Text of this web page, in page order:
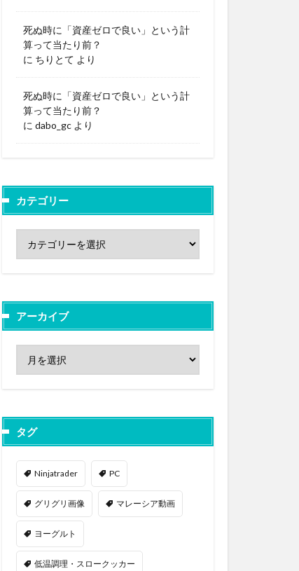
死ぬ時に「資産ゼロで良い」という計
算って当たり前？
に ちりとて より
死ぬ時に「資産ゼロで良い」という計
算って当たり前？
に dabo_gc より
カテゴリー
アーカイブ
タグ
Ninjatrader PC
グリグリ画像 マレーシア動画
ヨーグルト
低温調理・スロークッカー